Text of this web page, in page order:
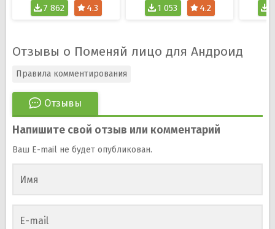
7 862 4.3 1 053 4.2
Отзывы о Поменяй лицо для Андроид
Отзывы
Правила комментирования
Напишите свой отзыв или комментарий
Ваш E-mail не будет опубликован.
Имя
E-mail